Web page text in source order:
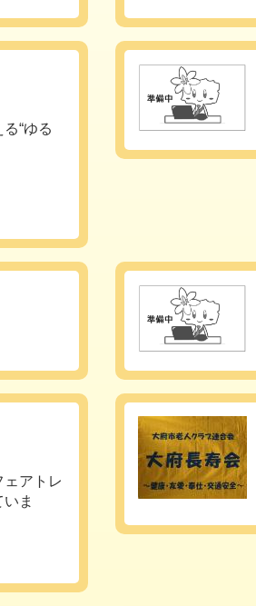
“ゆる
アトレ
ま